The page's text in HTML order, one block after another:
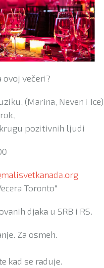
ovoj večeri?
(Marina, Neven i Ice)
pozitivnih ljudi
Toronto"
djaka u SRB i RS.
Za osmeh.
kad se raduje.